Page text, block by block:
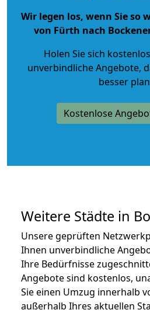
Wir legen los, wenn Sie so
von Fürth nach
Holen Sie sich
unverbindliche Angebote,
besser
Kostenlose
Weitere Städte in
Unsere geprüften
Ihnen unverbindliche
Ihre Bedürfnisse
Angebote sind kostenlos,
Sie einen Umzug innerhalb
außerhalb Ihres aktuellen